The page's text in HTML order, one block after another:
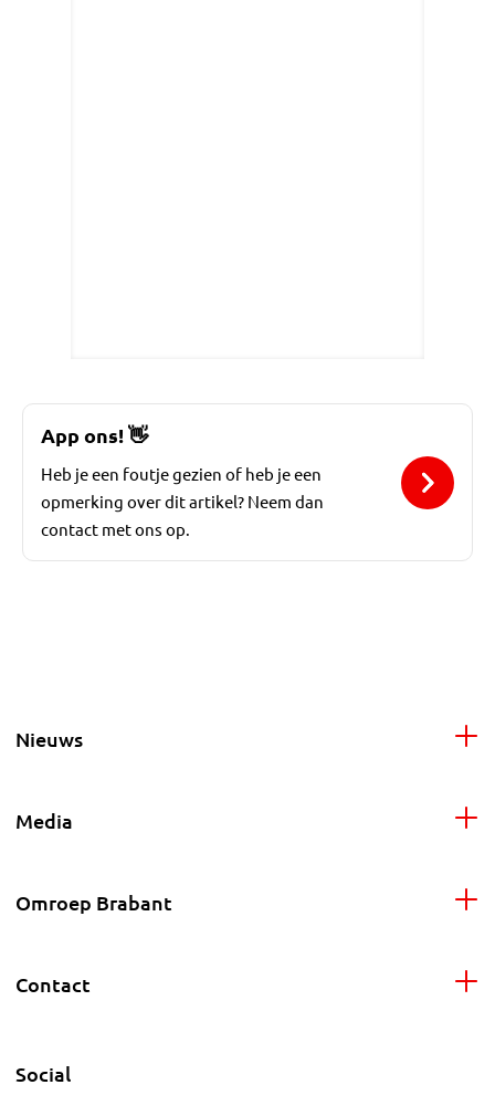
App ons!👋
Heb je een foutje gezien of heb je een
opmerking over dit artikel? Neem dan
contact met ons op.
Nieuws
Media
Omroep Brabant
Contact
Social